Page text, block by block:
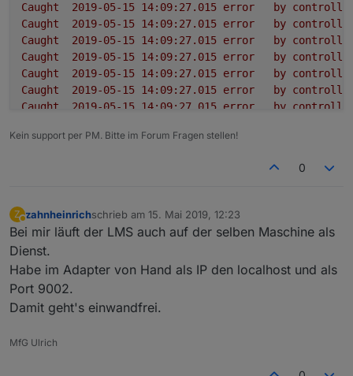
Caught
error by
Caught
error by
Caught
error by
Caught
error by
Caught
error by
Caught
error by
Caught
error by
Caught
2019-05-15 14:09:27.014 error
2019-05-15 14:09:26.961 info
squeezeboxrpc.0
squeezeboxrpc.0
squeezeboxrpc.0
2019-05-15 14:09:26.960 error at
squeezeboxrpc.0
squeezeboxrpc.0
2019-05-15 14:09:26.960 error at
squeezeboxrpc.0
squeezeboxrpc.0
squeezeboxrpc.0
2019-05-15 14:09:25.763 info
Kein support per PM. Bitte im Forum Fragen stellen!
0
Z
Abwesend
zahnheinrichschrieb am 15. Mai 2019, 12:23
zuletzt editiert von
Bei mir läuft der LMS auch auf der selben Maschine als
Dienst.
Habe im Adapter von Hand als IP den localhost und als
Port 9002.
Damit geht's einwandfrei.
MfG Ulrich